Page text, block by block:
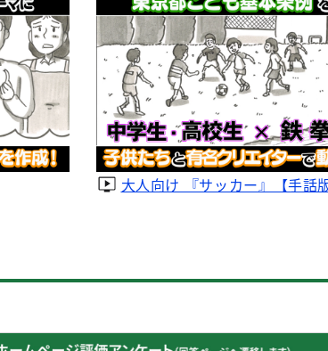
大人向け 『サッカー』【手話